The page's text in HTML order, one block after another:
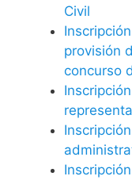
Civil
provisión
concurso